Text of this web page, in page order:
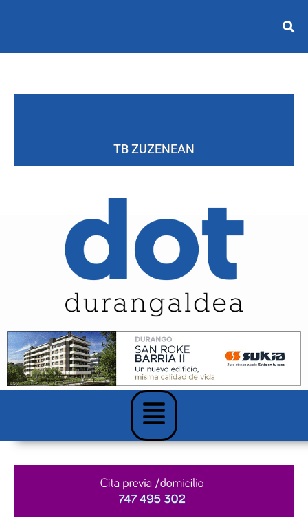
TB ZUZENEAN